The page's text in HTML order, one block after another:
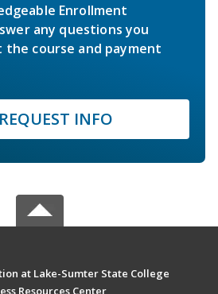
Enrollment
any questions you
the course and payment
REQUEST INFO
at Lake-Sumter State College
Resources Center